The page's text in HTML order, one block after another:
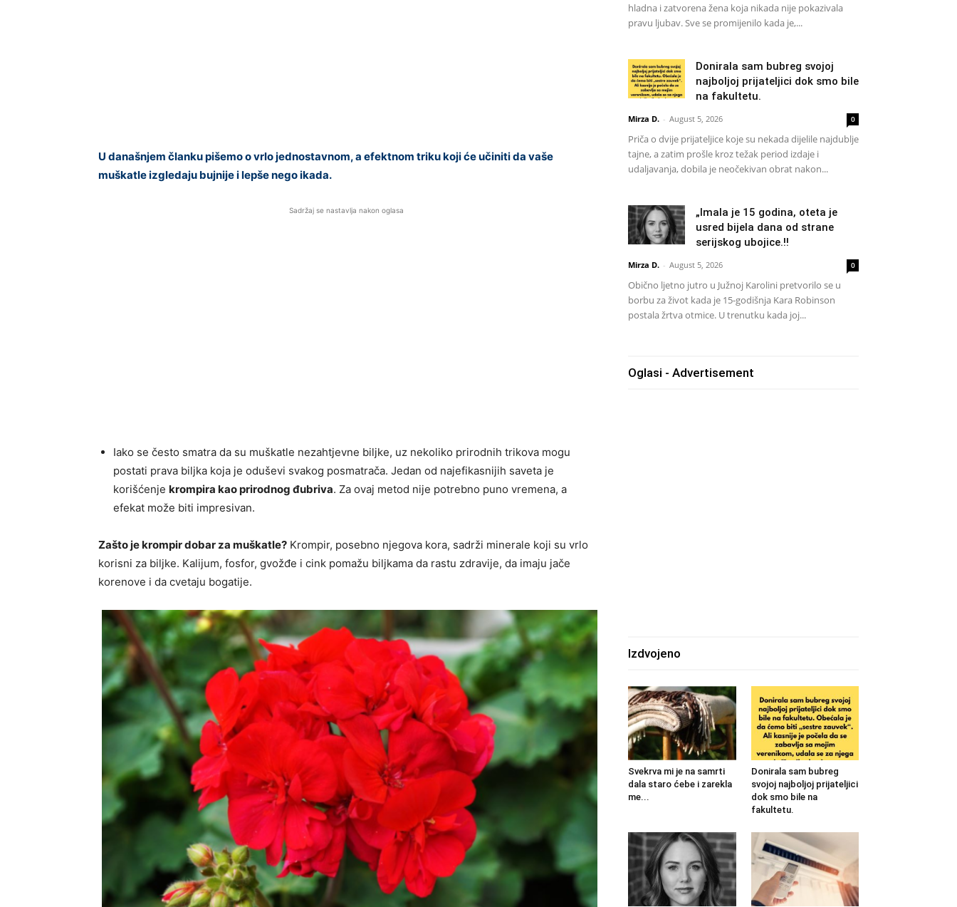
U današnjem članku pišemo o vrlo jednostavnom, a efektnom triku koji će učiniti da vaše
muškatle izgledaju bujnije i lepše nego ikada.
Sadržaj se nastavlja nakon oglasa
Iako se često smatra da su muškatle nezahtjevne biljke, uz nekoliko prirodnih trikova mogu
postati prava biljka koja je oduševi svakog posmatrača. Jedan od najefikasnijih saveta je
korišćenje krompira kao prirodnog đubriva. Za ovaj metod nije potrebno puno vremena, a
efekat može biti impresivan.
Zašto je krompir dobar za muškatle? Krompir, posebno njegova kora, sadrži minerale koji su vrlo
korisni za biljke. Kalijum, fosfor, gvožđe i cink pomažu biljkama da rastu zdravije, da imaju jače
korenove i da cvetaju bogatije.
hladna i zatvorena žena koja nikada nije pokazivala
pravu ljubav. Sve se promijenilo kada je,...
Donirala sam bubreg svojoj
najboljoj prijateljici dok smo bile
na fakultetu.
Mirza D. - August 5, 2026 0
Priča o dvije prijateljice koje su nekada dijelile najdublje
tajne, a zatim prošle kroz težak period izdaje i
udaljavanja, dobila je neočekivan obrat nakon...
„Imala je 15 godina, oteta je
usred bijela dana od strane
serijskog ubojice.!!
Mirza D. - August 5, 2026 0
Obično ljetno jutro u Južnoj Karolini pretvorilo se u
borbu za život kada je 15-godišnja Kara Robinson
postala žrtva otmice. U trenutku kada joj...
Oglasi - Advertisement
Izdvojeno
Svekrva mi je na samrti
dala staro ćebe i zarekla
me...
Donirala sam bubreg
svojoj najboljoj prijateljici
dok smo bile na
fakultetu.